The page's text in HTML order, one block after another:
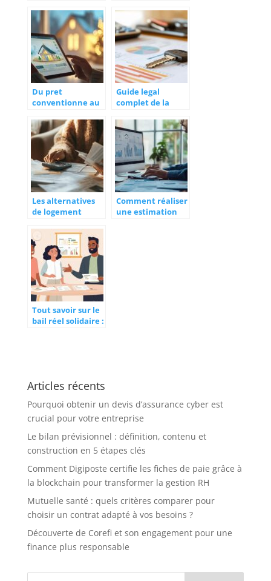
ancien rénové
grâce à la
défiscalisation
compromettre
votre dossier
Du pret
conventionne au
options avec le
simulateur de
pret immobilier
du Credit Agricole
Guide legal
complet de la
voiture entre
particuliers : vos
droits et
obligations
Les alternatives
de logement
allocataires du
RSA et leurs droits
Comment réaliser
une estimation
Tout savoir sur le
bail réel solidaire :
Articles récents
Pourquoi obtenir un devis d’assurance cyber est
crucial pour votre entreprise
Le bilan prévisionnel : définition, contenu et
construction en 5 étapes clés
Comment Digiposte certifie les fiches de paie grâce à
la blockchain pour transformer la gestion RH
Mutuelle santé : quels critères comparer pour
choisir un contrat adapté à vos besoins ?
Découverte de Corefi et son engagement pour une
finance plus responsable